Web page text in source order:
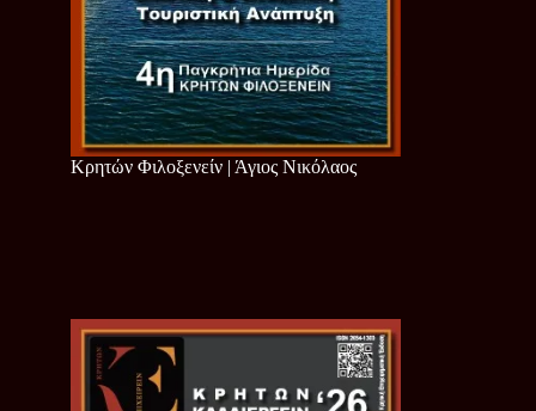
Κρητών Φιλοξενείν | Άγιος Νικόλαος